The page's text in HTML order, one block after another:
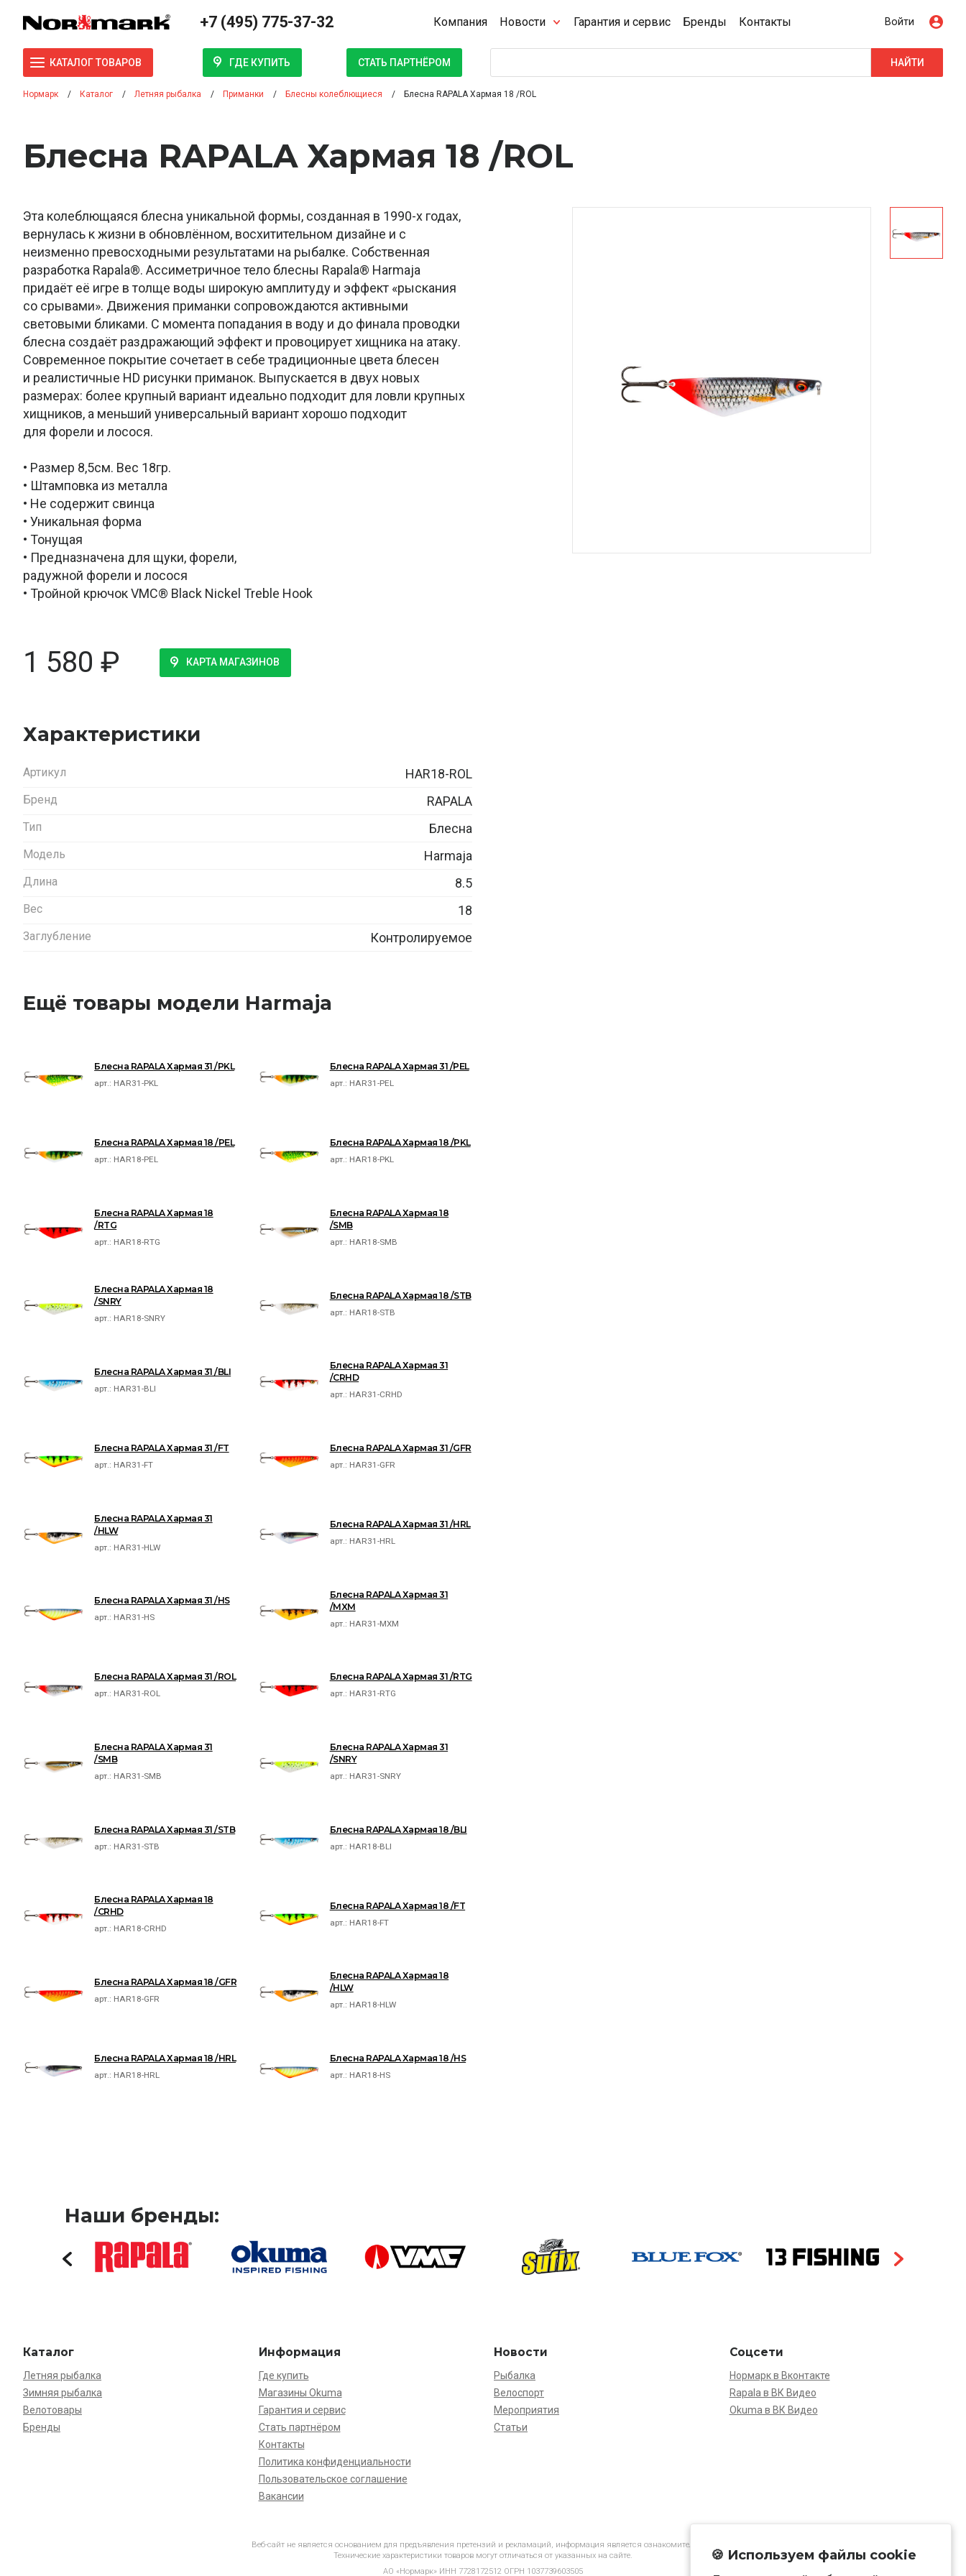
+7 (495) 775-37-32 Компания Новости Гарантия и сервис Бренды Контакты Войти
КАТАЛОГ ТОВАРОВ ГДЕ КУПИТЬ СТАТЬ ПАРТНЁРОМ НАЙТИ
Нормарк Каталог Летняя рыбалка Приманки Блесны колеблющиеся Блесна RAPALA Хармая 18 /ROL
Блесна RAPALA Хармая 18 /ROL
Эта колеблющаяся блесна уникальной формы, созданная в 1990-х годах,
вернулась к жизни в обновлённом, восхитительном дизайне и с
неизменно превосходными результатами на рыбалке. Собственная
разработка Rapala®. Ассиметричное тело блесны Rapala® Harmaja
придаёт её игре в толще воды широкую амплитуду и эффект «рыскания
со срывами». Движения приманки сопровождаются активными
световыми бликами. С момента попадания в воду и до финала проводки
блесна создаёт раздражающий эффект и провоцирует хищника на атаку.
Современное покрытие сочетает в себе традиционные цвета блесен
и реалистичные HD рисунки приманок. Выпускается в двух новых
размерах: более крупный вариант идеально подходит для ловли крупных
хищников, а меньший универсальный вариант хорошо подходит
для форели и лосося.
• Размер 8,5см. Вес 18гр.
• Штамповка из металла
• Не содержит свинца
• Уникальная форма
• Тонущая
• Предназначена для щуки, форели,
радужной форели и лосося
• Тройной крючок VMC® Black Nickel Treble Hook
1 580 ₽ КАРТА МАГАЗИНОВ
Характеристики
Артикул HAR18-ROL
Бренд RAPALA
Тип Блесна
Модель Harmaja
Длина 8.5
Вес 18
Заглубление Контролируемое
Ещё товары модели Harmaja
Блесна RAPALA Хармая 31 /PKL
арт.: HAR31-PKL
Блесна RAPALA Хармая 31 /PEL
арт.: HAR31-PEL
Блесна RAPALA Хармая 18 /PEL
арт.: HAR18-PEL
Блесна RAPALA Хармая 18 /PKL
арт.: HAR18-PKL
Блесна RAPALA Хармая 18
/RTG
арт.: HAR18-RTG
Блесна RAPALA Хармая 18
/SMB
арт.: HAR18-SMB
Блесна RAPALA Хармая 18
/SNRY
арт.: HAR18-SNRY
Блесна RAPALA Хармая 18 /STB
арт.: HAR18-STB
Блесна RAPALA Хармая 31 /BLI
арт.: HAR31-BLI
Блесна RAPALA Хармая 31
/CRHD
арт.: HAR31-CRHD
Блесна RAPALA Хармая 31 /FT
арт.: HAR31-FT
Блесна RAPALA Хармая 31 /GFR
арт.: HAR31-GFR
Блесна RAPALA Хармая 31
/HLW
арт.: HAR31-HLW
Блесна RAPALA Хармая 31 /HRL
арт.: HAR31-HRL
Блесна RAPALA Хармая 31 /HS
арт.: HAR31-HS
Блесна RAPALA Хармая 31
/MXM
арт.: HAR31-MXM
Блесна RAPALA Хармая 31 /ROL
арт.: HAR31-ROL
Блесна RAPALA Хармая 31 /RTG
арт.: HAR31-RTG
Блесна RAPALA Хармая 31
/SMB
арт.: HAR31-SMB
Блесна RAPALA Хармая 31
/SNRY
арт.: HAR31-SNRY
Блесна RAPALA Хармая 31 /STB
арт.: HAR31-STB
Блесна RAPALA Хармая 18 /BLI
арт.: HAR18-BLI
Блесна RAPALA Хармая 18
/CRHD
арт.: HAR18-CRHD
Блесна RAPALA Хармая 18 /FT
арт.: HAR18-FT
Блесна RAPALA Хармая 18 /GFR
арт.: HAR18-GFR
Блесна RAPALA Хармая 18
/HLW
арт.: HAR18-HLW
Блесна RAPALA Хармая 18 /HRL
арт.: HAR18-HRL
Блесна RAPALA Хармая 18 /HS
арт.: HAR18-HS
Наши бренды:
Каталог
Летняя рыбалка
Зимняя рыбалка
Велотовары
Бренды
Информация
Где купить
Магазины Okuma
Гарантия и сервис
Стать партнёром
Контакты
Политика конфиденциальности
Пользовательское соглашение
Вакансии
Новости
Рыбалка
Велоспорт
Мероприятия
Статьи
Соцсети
Нормарк в Вконтакте
Rapala в ВК Видео
Okuma в ВК Видео
Веб-сайт не является основанием для предъявления претензий и рекламаций, информация является ознакомительной.
Технические характеристики товаров могут отличаться от указанных на сайте.
АО «Нормарк» ИНН 7728172512 ОГРН 1037739603505
🍪 Используем файлы cookie